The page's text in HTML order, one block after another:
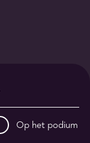
altviolisten 11
Op het podium